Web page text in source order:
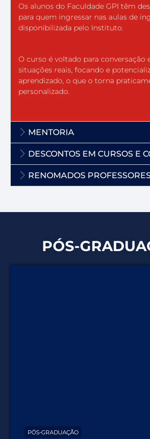
Os alunos do Faculdade GPI têm
para quem ingressar nas aulas de
disponibilizada pelo Instituto.
O curso é voltado para conversação
situações reais, focando e
aprendizado, o que o torna
personalizado.
MENTORIA
DESCONTOS EM CURSOS E
RENOMADOS
PÓS-
PÓS-GRADUAÇÃO